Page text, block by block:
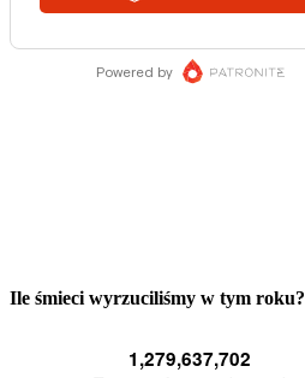
Ile śmieci wyrzuciliśmy w tym roku?